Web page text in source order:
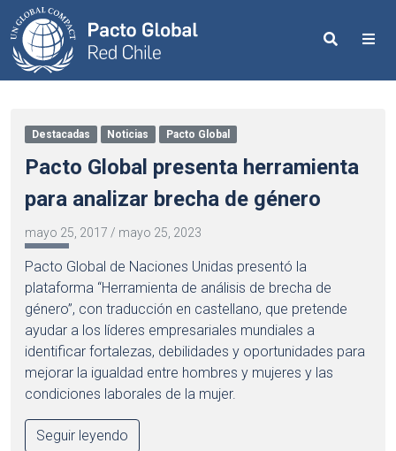
Search
Destacadas Noticias Pacto Global
Pacto Global presenta herramienta
para analizar brecha de género
mayo 25, 2017 / mayo 25, 2023
Pacto Global de Naciones Unidas presentó la
plataforma “Herramienta de análisis de brecha de
género”, con traducción en castellano, que pretende
ayudar a los líderes empresariales mundiales a
identificar fortalezas, debilidades y oportunidades para
mejorar la igualdad entre hombres y mujeres y las
condiciones laborales de la mujer.
Seguir leyendo